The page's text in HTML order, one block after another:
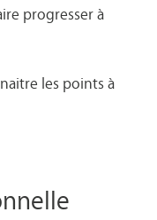
progresser à
les points à